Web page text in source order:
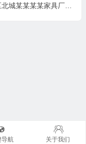
某某区北城某某某某家具厂与云南某某建筑工程有限公司装饰装修合同纠纷一审民事判决书
导航 关于我们